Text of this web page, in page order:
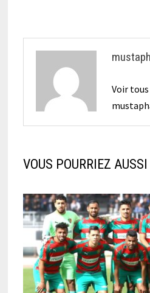
Voir
VOUS POURRIEZ